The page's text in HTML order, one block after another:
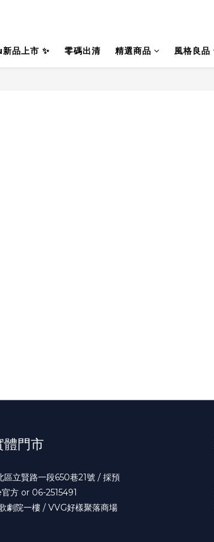
品上市 ✨ 零碼出清 精選商品 風格良品
體門市
區立賢路一段650巷21號 / 採預
方 or 06-2515491
劇院一樓 / VVG好樣聚落商場